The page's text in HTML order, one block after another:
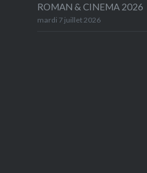
ROMAN & CINEMA 2026
mardi 7 juillet 2026